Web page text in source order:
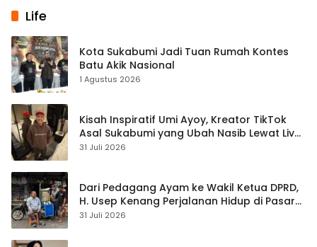
Life
Kota Sukabumi Jadi Tuan Rumah Kontes
Batu Akik Nasional
1 Agustus 2026
Kisah Inspiratif Umi Ayoy, Kreator TikTok
Asal Sukabumi yang Ubah Nasib Lewat Live
Streaming
31 Juli 2026
Dari Pedagang Ayam ke Wakil Ketua DPRD,
H. Usep Kenang Perjalanan Hidup di Pasar
Cisaat
31 Juli 2026